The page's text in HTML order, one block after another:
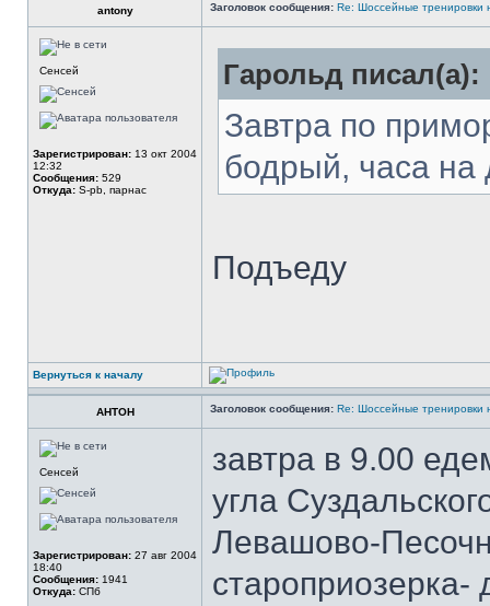
antony Заголовок сообщения: Re: Шоссейные тренировки
Сенсей
Зарегистрирован: 13 окт 2004
12:32
Сообщения: 529
Откуда: S-pb, парнас
Гарольд писал(а):
Завтра по
бодрый, часа
Подъеду
Вернуться к началу
AHTOH Заголовок сообщения: Re: Шоссейные тренировки
Сенсей
Зарегистрирован: 27 авг 2004
18:40
Сообщения: 1941
Откуда: СПб
завтра в 9.00
угла
Левашово-
староприозерка-